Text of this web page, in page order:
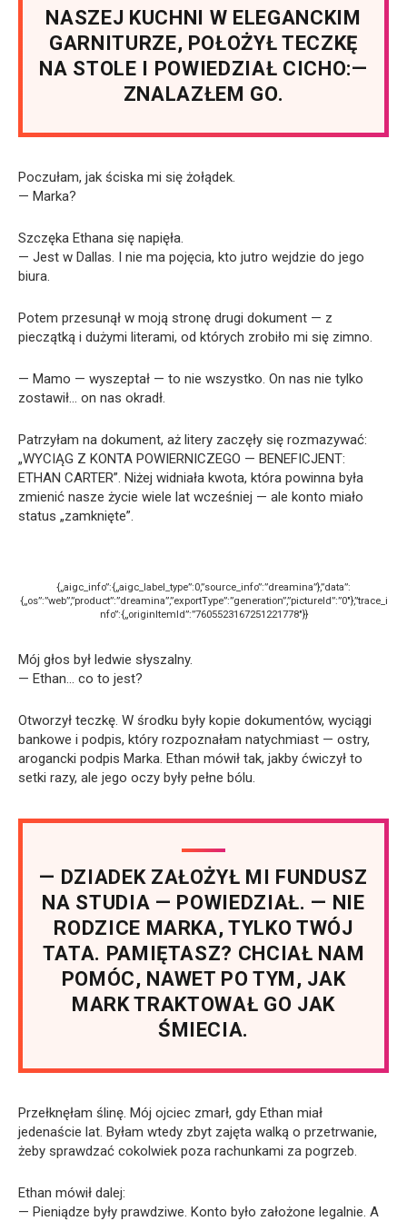
NASZEJ KUCHNI W ELEGANCKIM
GARNITURZE, POŁOŻYŁ TECZKĘ
NA STOLE I POWIEDZIAŁ CICHO:—
ZNALAZŁEM GO.
Poczułam, jak ściska mi się żołądek.
— Marka?
Szczęka Ethana się napięła.
— Jest w Dallas. I nie ma pojęcia, kto jutro wejdzie do jego
biura.
Potem przesunął w moją stronę drugi dokument — z
pieczątką i dużymi literami, od których zrobiło mi się zimno.
— Mamo — wyszeptał — to nie wszystko. On nas nie tylko
zostawił… on nas okradł.
Patrzyłam na dokument, aż litery zaczęły się rozmazywać:
„WYCIĄG Z KONTA POWIERNICZEGO — BENEFICJENT:
ETHAN CARTER”. Niżej widniała kwota, która powinna była
zmienić nasze życie wiele lat wcześniej — ale konto miało
status „zamknięte”.
{„aigc_info”:{„aigc_label_type”:0,”source_info”:”dreamina”},”data”:
{„os”:”web”,”product”:”dreamina”,”exportType”:”generation”,”pictureId”:”0″},”trace_i
nfo”:{„originItemId”:”7605523167251221778″}}
Mój głos był ledwie słyszalny.
— Ethan… co to jest?
Otworzył teczkę. W środku były kopie dokumentów, wyciągi
bankowe i podpis, który rozpoznałam natychmiast — ostry,
arogancki podpis Marka. Ethan mówił tak, jakby ćwiczył to
setki razy, ale jego oczy były pełne bólu.
— DZIADEK ZAŁOŻYŁ MI FUNDUSZ
NA STUDIA — POWIEDZIAŁ. — NIE
RODZICE MARKA, TYLKO TWÓJ
TATA. PAMIĘTASZ? CHCIAŁ NAM
POMÓC, NAWET PO TYM, JAK
MARK TRAKTOWAŁ GO JAK
ŚMIECIA.
Przełknęłam ślinę. Mój ojciec zmarł, gdy Ethan miał
jedenaście lat. Byłam wtedy zbyt zajęta walką o przetrwanie,
żeby sprawdzać cokolwiek poza rachunkami za pogrzeb.
Ethan mówił dalej:
— Pieniądze były prawdziwe. Konto było założone legalnie. A